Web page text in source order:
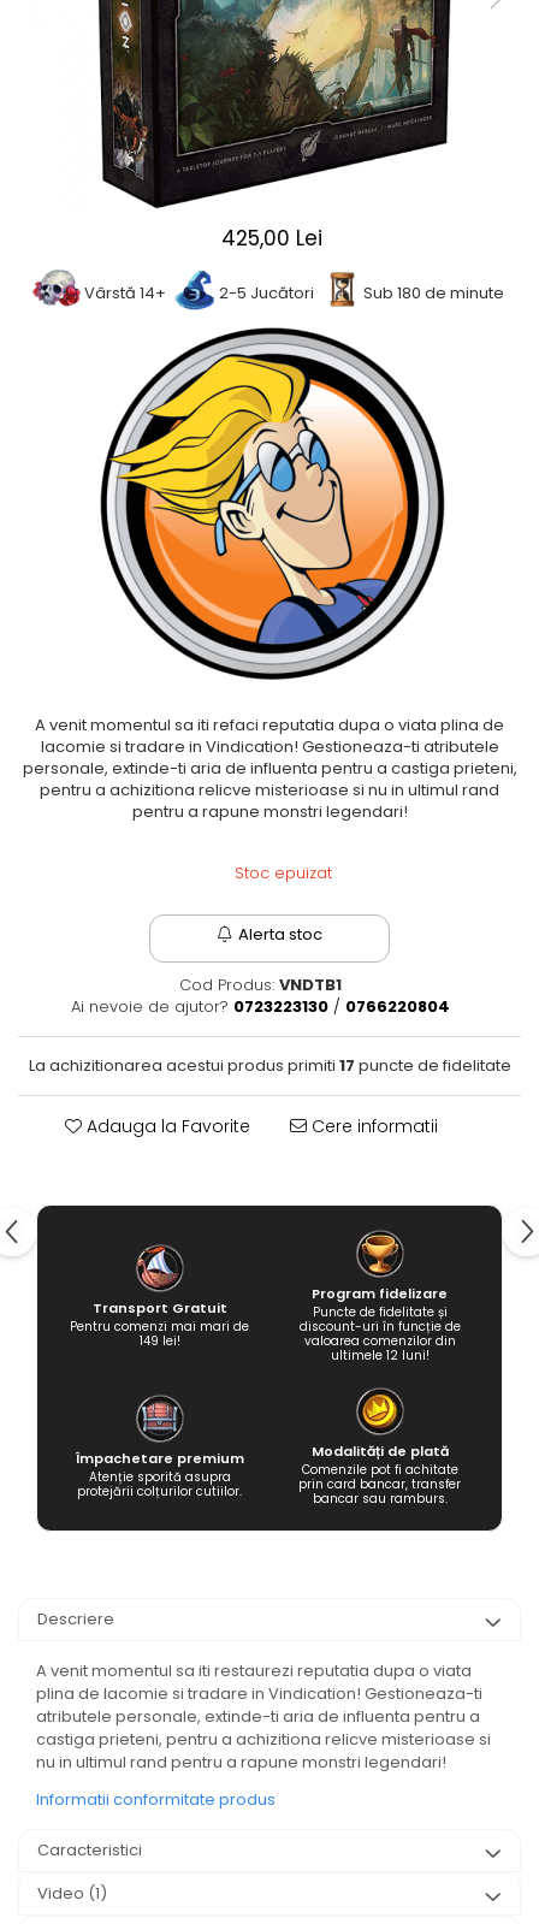
2 - 4 jucători
5 - 6 jucători
7+ jucători
Categoriile Noastre
Premiate internațional
Colecția personală
Ușor de invățat
Ușor de transportat
Cele mai vândute
Sub 30 de minute
30 - 60 minute
Peste 2 ore
Tematică
Abstracte
Cultură pop
TOATE JOCURILE
425,00 Lei
Vârstă 14+ 2-5 Jucători Sub 180 de minute
A venit momentul sa iti refaci reputatia dupa o viata plina de
lacomie si tradare in Vindication! Gestioneaza-ti atributele
personale, extinde-ti aria de influenta pentru a castiga prieteni,
pentru a achizitiona relicve misterioase si nu in ultimul rand
pentru a rapune monstri legendari!
Stoc epuizat
Alerta stoc
Cod Produs: VNDTB1
Ai nevoie de ajutor? 0723223130 / 0766220804
La achizitionarea acestui produs primiti 17 puncte de fidelitate
Adauga la Favorite Cere informatii
Transport Gratuit
Pentru comenzi mai mari de
149 lei!
Program fidelizare
Puncte de fidelitate și
discount-uri în funcție de
valoarea comenzilor din
ultimele 12 luni!
Împachetare premium
Atenție sporită asupra
protejării colțurilor cutiilor.
Modalități de plată
Comenzile pot fi achitate
prin card bancar, transfer
bancar sau ramburs.
Descriere
A venit momentul sa iti restaurezi reputatia dupa o viata
plina de lacomie si tradare in Vindication! Gestioneaza-ti
atributele personale, extinde-ti aria de influenta pentru a
castiga prieteni, pentru a achizitiona relicve misterioase si
nu in ultimul rand pentru a rapune monstri legendari!
Informatii conformitate produs
Caracteristici
Video (1)